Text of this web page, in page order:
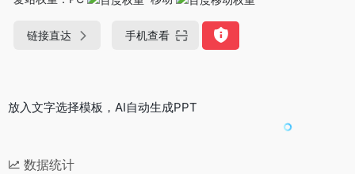
链接直达 手机查看
放入文字选择模板，AI自动生成PPT
数据统计